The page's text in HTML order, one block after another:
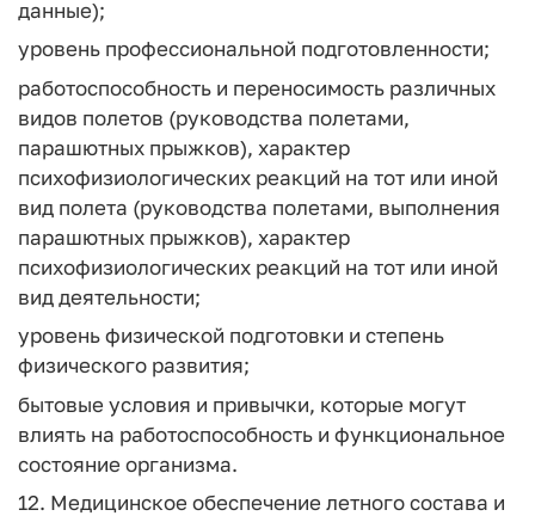
данные);
уровень профессиональной подготовленности;
работоспособность и переносимость различных
видов полетов (руководства полетами,
парашютных прыжков), характер
психофизиологических реакций на тот или иной
вид полета (руководства полетами, выполнения
парашютных прыжков), характер
психофизиологических реакций на тот или иной
вид деятельности;
уровень физической подготовки и степень
физического развития;
бытовые условия и привычки, которые могут
влиять на работоспособность и функциональное
состояние организма.
12. Медицинское обеспечение летного состава и